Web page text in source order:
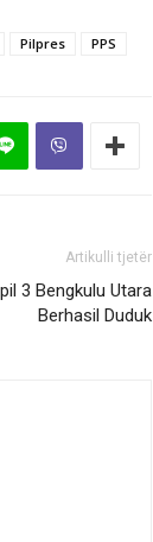
Pilpres PPS
Artikulli tjetër
3 Bengkulu Utara
Berhasil Duduk